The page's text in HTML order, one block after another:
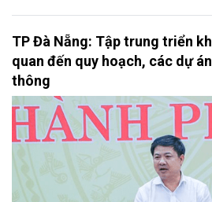
TP Đà Nẵng: Tập trung triển
quan đến quy hoạch, các dự
thông